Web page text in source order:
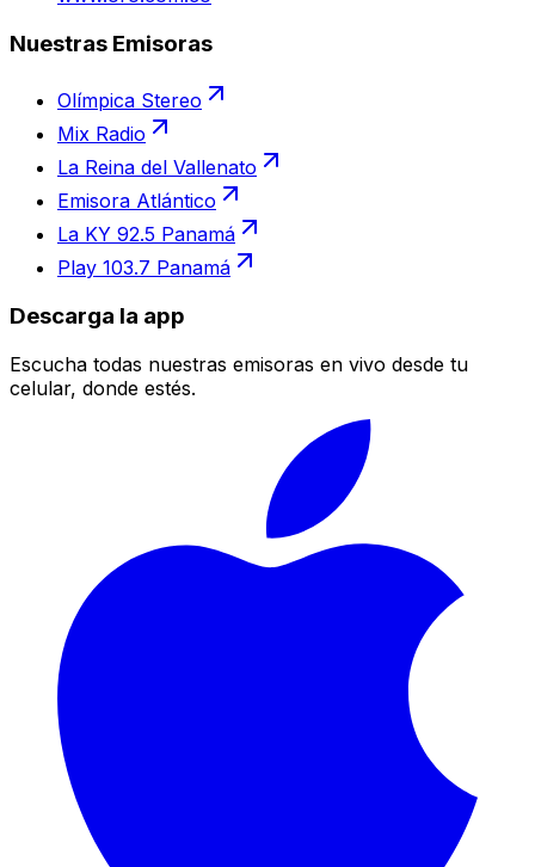
Nuestras Emisoras
Olímpica Stereo
Mix Radio
La Reina del Vallenato
Emisora Atlántico
La KY 92.5 Panamá
Play 103.7 Panamá
Descarga la app
Escucha todas nuestras emisoras en vivo desde tu
celular, donde estés.